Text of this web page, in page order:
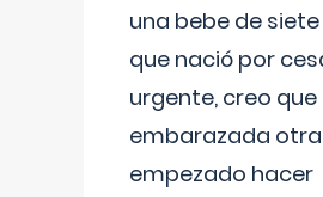
una bebe de
que nació por
urgente, creo
embarazada otra
empezado hacer